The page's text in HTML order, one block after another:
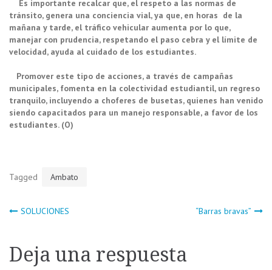
Es importante recalcar que, el respeto a las normas de
tránsito, genera una conciencia vial, ya que, en horas de la
mañana y tarde, el tráfico vehicular aumenta por lo que,
manejar con prudencia, respetando el paso cebra y el límite de
velocidad, ayuda al cuidado de los estudiantes.
Promover este tipo de acciones, a través de campañas
municipales, fomenta en la colectividad estudiantil, un regreso
tranquilo, incluyendo a choferes de busetas, quienes han venido
siendo capacitados para un manejo responsable, a favor de los
estudiantes. (O)
Tagged Ambato
Navegación
de
SOLUCIONES “Barras bravas”
Deja una respuesta